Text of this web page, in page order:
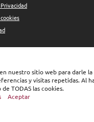
nuestro sitio web para darle
y visitas repetidas. Al
TODAS las cookies.
Aceptar